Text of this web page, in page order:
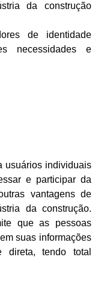
da construção
de identidade
necessidades e
usuários individuais
e participar da
vantagens de
da construção.
que as pessoas
suas informações
tendo total